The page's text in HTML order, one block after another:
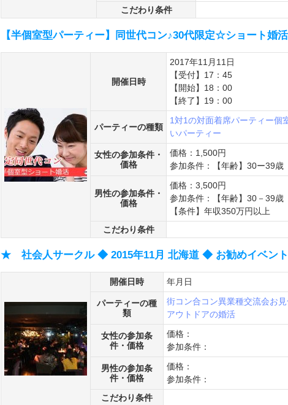
こだわり条件
【半個室型パーティー】同世代コン♪30代限定☆ショート婚活
開催日時
2017年11月11日
【受付】17：45
【開始】18：00
【終了】19：00
パーティーの種類
1対1の対面着席パーティー個
いパーティー
女性の参加条件・
価格
価格：1,500円
参加条件：【年齢】30ー39歳
男性の参加条件・
価格
価格：3,500円
参加条件：【年齢】30－39歳
【条件】年収350万円以上
こだわり条件
★ 社会人サークル ◆ 2015年11月 北海道 ◆ お勧めイベン
開催日時 年月日
パーティーの種
類
街コン合コン異業種交流会お
アウトドアの婚活
女性の参加条
件・価格
価格：
参加条件：
男性の参加条
件・価格
価格：
参加条件：
こだわり条件